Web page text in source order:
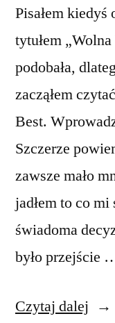
Pisałem kiedyś
tytułem
podobała,
zacząłem
Best.
Szczerze
zawsze mało
jadłem to co mi
świadoma
było przejście
Czytaj dalej